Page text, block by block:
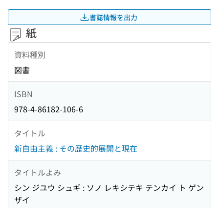
書誌情報を出力
紙
資料種別
図書
ISBN
978-4-86182-106-6
タイトル
新自由主義 : その歴史的展開と現在
タイトルよみ
シン ジユウ シュギ : ソノ レキシテキ テンカイ ト ゲン
ザイ